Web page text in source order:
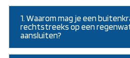
1. Waarom mag je een
rechtstreeks op een
aansluiten?